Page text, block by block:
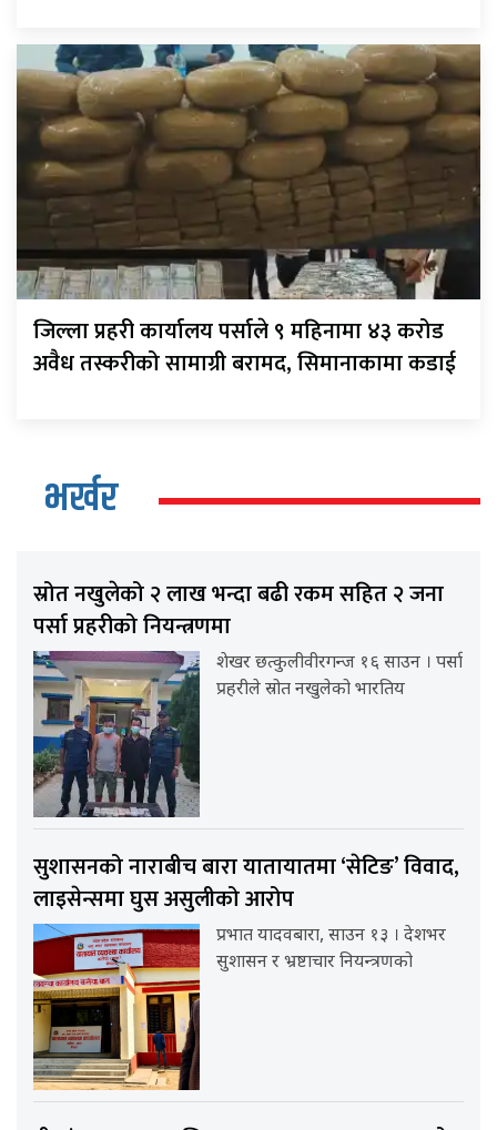
जिल्ला प्रहरी कार्यालय पर्साले ९ महिनामा ४३ करोड
अवैध तस्करीको सामाग्री बरामद, सिमानाकामा कडाई
भर्खर
स्रोत नखुलेको २ लाख भन्दा बढी रकम सहित २ जना
पर्सा प्रहरीको नियन्त्रणमा
शेखर छत्कुलीवीरगन्ज १६ साउन । पर्सा
प्रहरीले स्रोत नखुलेको भारतिय
सुशासनको नाराबीच बारा यातायातमा ‘सेटिङ’ विवाद,
लाइसेन्समा घुस असुलीको आरोप
प्रभात यादवबारा, साउन १३ । देशभर
सुशासन र भ्रष्टाचार नियन्त्रणको